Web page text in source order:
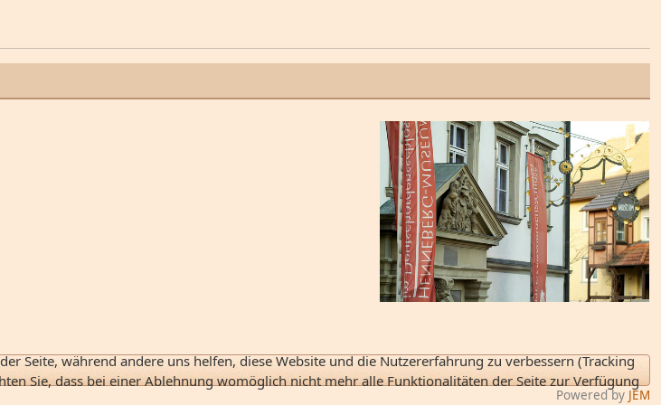
Powered by JEM
Seite, während andere uns helfen, diese Website und die Nutzererfahrung zu verbessern (Tracking
Sie, dass bei einer Ablehnung womöglich nicht mehr alle Funktionalitäten der Seite zur Verfügung